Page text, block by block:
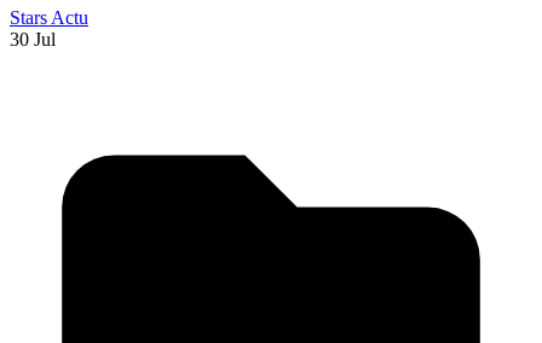
Stars Actu
30 Jul